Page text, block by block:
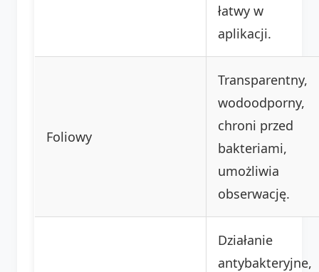
łatwy w
aplikacji.
Foliowy
Transparentny,
wodoodporny,
chroni przed
bakteriami,
umożliwia
obserwację.
Działanie
antybakteryjne,